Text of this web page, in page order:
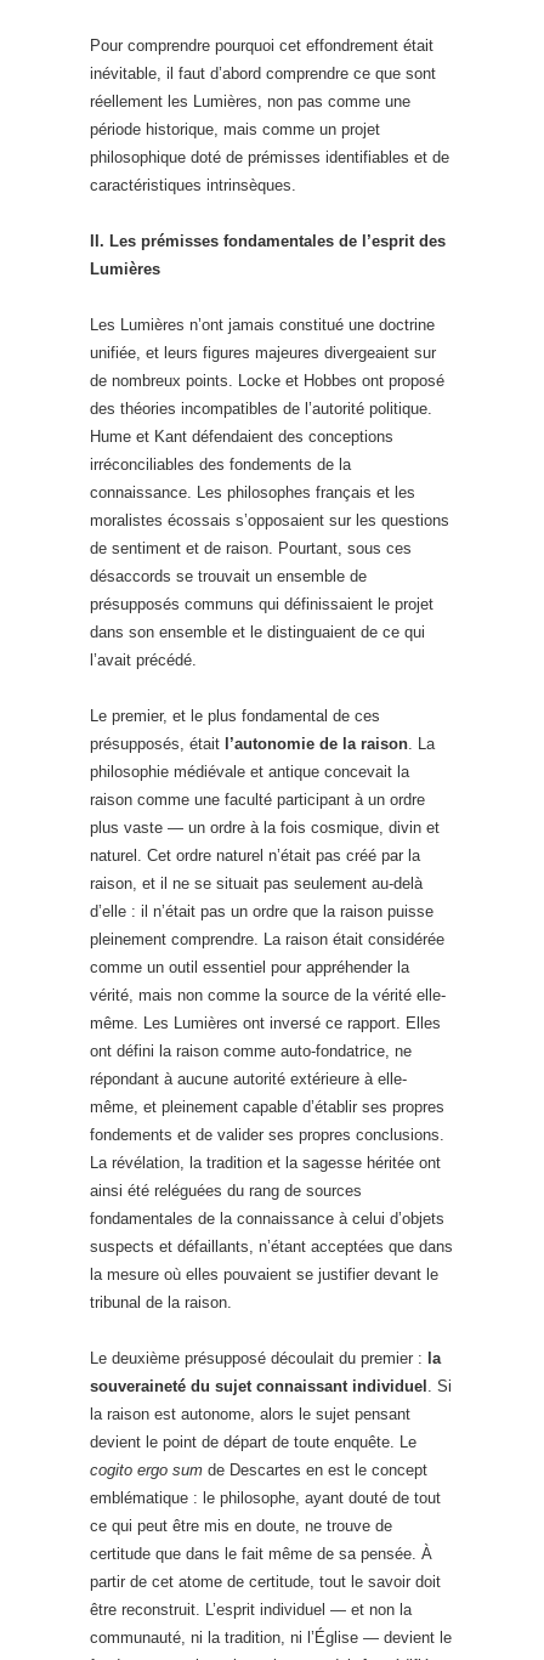
Pour comprendre pourquoi cet effondrement était
inévitable, il faut d’abord comprendre ce que sont
réellement les Lumières, non pas comme une
période historique, mais comme un projet
philosophique doté de prémisses identifiables et de
caractéristiques intrinsèques.
II. Les prémisses fondamentales de l’esprit des
Lumières
Les Lumières n’ont jamais constitué une doctrine
unifiée, et leurs figures majeures divergeaient sur
de nombreux points. Locke et Hobbes ont proposé
des théories incompatibles de l’autorité politique.
Hume et Kant défendaient des conceptions
irréconciliables des fondements de la
connaissance. Les philosophes français et les
moralistes écossais s’opposaient sur les questions
de sentiment et de raison. Pourtant, sous ces
désaccords se trouvait un ensemble de
présupposés communs qui définissaient le projet
dans son ensemble et le distinguaient de ce qui
l’avait précédé.
Le premier, et le plus fondamental de ces
présupposés, était l’autonomie de la raison . La
philosophie médiévale et antique concevait la
raison comme une faculté participant à un ordre
plus vaste — un ordre à la fois cosmique, divin et
naturel. Cet ordre naturel n’était pas créé par la
raison, et il ne se situait pas seulement au-delà
d’elle : il n’était pas un ordre que la raison puisse
pleinement comprendre. La raison était considérée
comme un outil essentiel pour appréhender la
vérité, mais non comme la source de la vérité elle-
même. Les Lumières ont inversé ce rapport. Elles
ont défini la raison comme auto-fondatrice, ne
répondant à aucune autorité extérieure à elle-
même, et pleinement capable d’établir ses propres
fondements et de valider ses propres conclusions.
La révélation, la tradition et la sagesse héritée ont
ainsi été reléguées du rang de sources
fondamentales de la connaissance à celui d’objets
suspects et défaillants, n’étant acceptées que dans
la mesure où elles pouvaient se justifier devant le
tribunal de la raison.
Le deuxième présupposé découlait du premier : la
souveraineté du sujet connaissant individuel
. Si
la raison est autonome, alors le sujet pensant
devient le point de départ de toute enquête. Le
cogito ergo sum de Descartes en est le concept
emblématique : le philosophe, ayant douté de tout
ce qui peut être mis en doute, ne trouve de
certitude que dans le fait même de sa pensée. À
partir de cet atome de certitude, tout le savoir doit
être reconstruit. L’esprit individuel — et non la
communauté, ni la tradition, ni l’Église — devient le